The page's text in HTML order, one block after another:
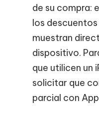
de su compra:
los
muestran
dispositivo.
que utilicen un
solicitar que
parcial con